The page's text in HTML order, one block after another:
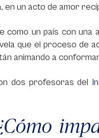
en un acto de amor
como un país con
que el proceso de
animando a
dos profesoras del